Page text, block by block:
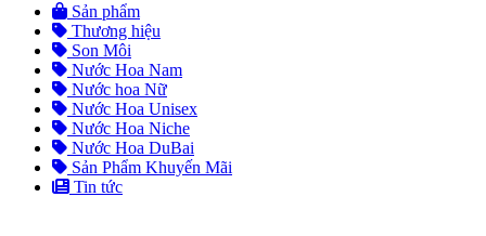
Sản phẩm
Thương hiệu
Son Môi
Nước Hoa Nam
Nước hoa Nữ
Nước Hoa Unisex
Nước Hoa Niche
Nước Hoa DuBai
Sản Phẩm Khuyến Mãi
Tin tức